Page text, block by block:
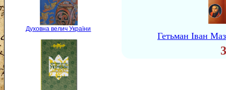
Духовна велич України
Гетьман Іван